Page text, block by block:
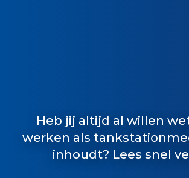
Heb jij altijd al willen
werken als
inhoudt? Lees snel